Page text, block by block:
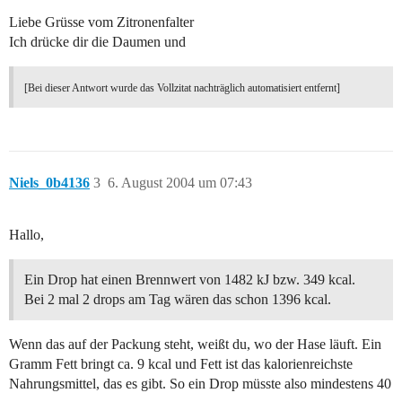
Liebe Grüsse vom Zitronenfalter
Ich drücke dir die Daumen und
[Bei dieser Antwort wurde das Vollzitat nachträglich automatisiert entfernt]
Niels_0b4136 6. August 2004 um 07:43
3
Hallo,
Ein Drop hat einen Brennwert von 1482 kJ bzw. 349 kcal.
Bei 2 mal 2 drops am Tag wären das schon 1396 kcal.
Wenn das auf der Packung steht, weißt du, wo der Hase läuft. Ein
Gramm Fett bringt ca. 9 kcal und Fett ist das kalorienreichste
Nahrungsmittel, das es gibt. So ein Drop müsste also mindestens 40